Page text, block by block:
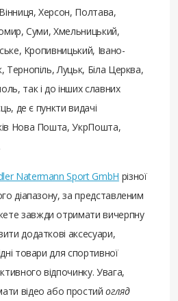
Херсон, Полтава,
Суми, Хмельницький,
Кропивницький, Івано-
Тернопіль, Луцьк, Біла Церква,
так і до інших славних
де є пункти видачі
Нова Пошта, УкрПошта,
Natermann Sport GmbH різної
діапазону, за представленим
завжди отримати вичерпну
додаткові аксесуари,
товари для спортивної
відпочинку. Увага,
відео або простийогляд